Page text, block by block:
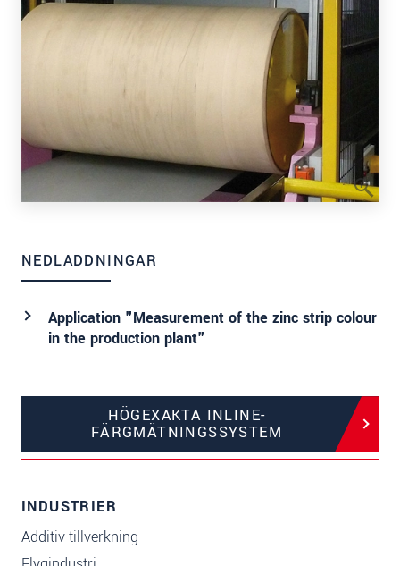
NEDLADDNINGAR
Application "Measurement of the zinc strip colour
in the production plant"
HÖGEXAKTA INLINE-
FÄRGMÄTNINGSSYSTEM
INDUSTRIER
Additiv tillverkning